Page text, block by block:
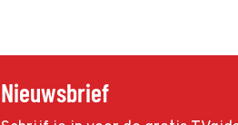
Nieuwsbrief